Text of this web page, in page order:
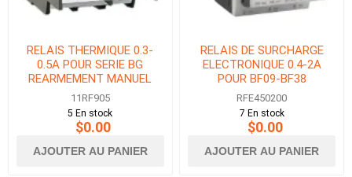
RELAIS THERMIQUE 0.3-
0.5A POUR SERIE BG
REARMEMENT MANUEL
11RF905
5 En stock
$0.00
AJOUTER AU PANIER
RELAIS DE SURCHARGE
ELECTRONIQUE 0.4-2A
POUR BF09-BF38
RFE450200
7 En stock
$0.00
AJOUTER AU PANIER